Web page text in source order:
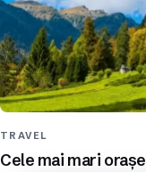
TRAVEL
Cele mai mari